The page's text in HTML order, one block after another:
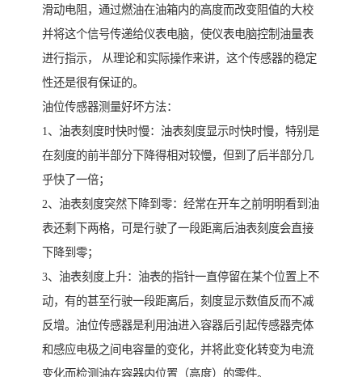
滑动电阻，通过燃油在油箱内的高度而改变阻值的大校
并将这个信号传递给仪表电脑，使仪表电脑控制油量表
进行指示， 从理论和实际操作来讲，这个传感器的稳定
性还是很有保证的。
油位传感器测量好坏方法：
1、油表刻度时快时慢：油表刻度显示时快时慢，特别是
在刻度的前半部分下降得相对较慢，但到了后半部分几
乎快了一倍；
2、油表刻度突然下降到零：经常在开车之前明明看到油
表还剩下两格，可是行驶了一段距离后油表刻度会直接
下降到零；
3、油表刻度上升：油表的指针一直停留在某个位置上不
动，有的甚至行驶一段距离后，刻度显示数值反而不减
反增。油位传感器是利用油进入容器后引起传感器壳体
和感应电极之间电容量的变化，并将此变化转变为电流
变化而检测油在容器内位置（高度）的零件。